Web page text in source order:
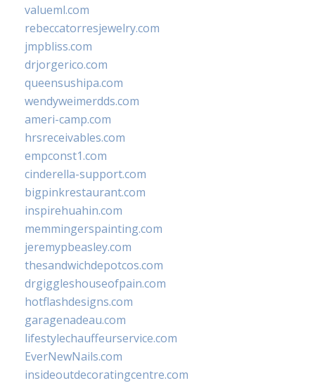
valueml.com
rebeccatorresjewelry.com
jmpbliss.com
drjorgerico.com
queensushipa.com
wendyweimerdds.com
ameri-camp.com
hrsreceivables.com
empconst1.com
cinderella-support.com
bigpinkrestaurant.com
inspirehuahin.com
memmingerspainting.com
jeremypbeasley.com
thesandwichdepotcos.com
drgiggleshouseofpain.com
hotflashdesigns.com
garagenadeau.com
lifestylechauffeurservice.com
EverNewNails.com
insideoutdecoratingcentre.com